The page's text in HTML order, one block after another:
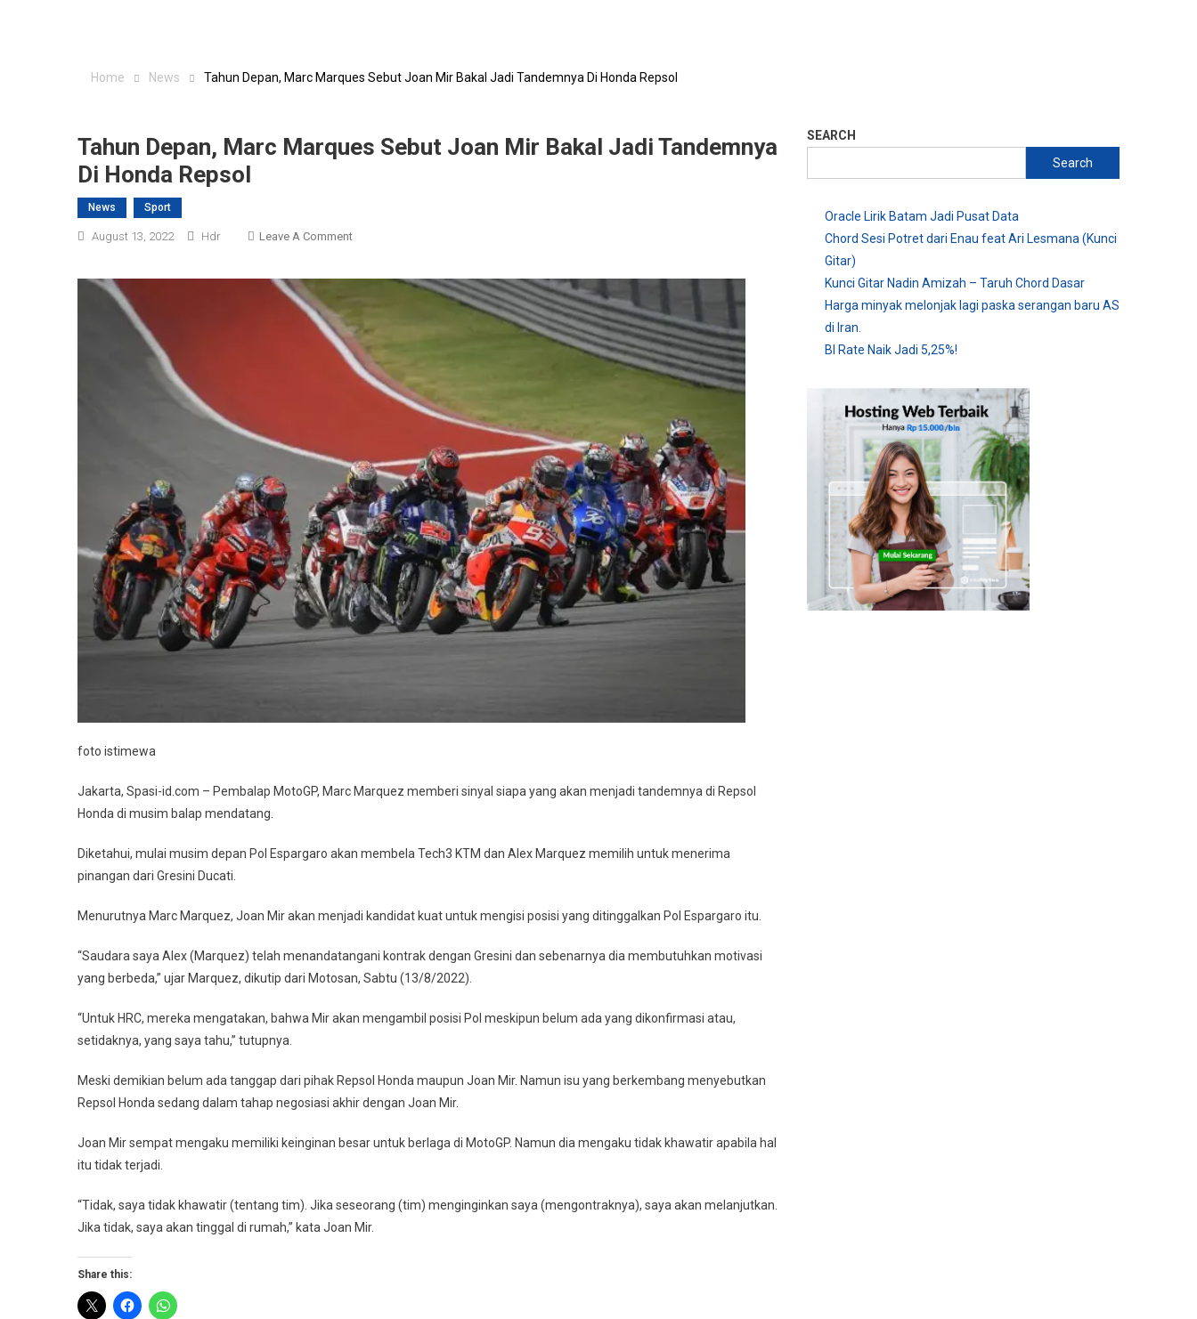
Home News Tahun Depan, Marc Marques Sebut Joan Mir Bakal Jadi Tandemnya Di Honda Repsol
Tahun Depan, Marc Marques Sebut Joan Mir Bakal Jadi Tandemnya
Di Honda Repsol
News Sport
August 13, 2022 Hdr Leave A CommentOn
Depan,
Sebut
Joan
Mir
Di
Honda
Repsol
foto istimewa
Jakarta, Spasi-id.com – Pembalap MotoGP, Marc Marquez memberi sinyal siapa yang akan menjadi tandemnya di Repsol
Honda di musim balap mendatang.
Diketahui, mulai musim depan Pol Espargaro akan membela Tech3 KTM dan Alex Marquez memilih untuk menerima
pinangan dari Gresini Ducati.
Menurutnya Marc Marquez, Joan Mir akan menjadi kandidat kuat untuk mengisi posisi yang ditinggalkan Pol Espargaro itu.
“Saudara saya Alex (Marquez) telah menandatangani kontrak dengan Gresini dan sebenarnya dia membutuhkan motivasi
yang berbeda,” ujar Marquez, dikutip dari Motosan, Sabtu (13/8/2022).
“Untuk HRC, mereka mengatakan, bahwa Mir akan mengambil posisi Pol meskipun belum ada yang dikonfirmasi atau,
setidaknya, yang saya tahu,” tutupnya.
Meski demikian belum ada tanggap dari pihak Repsol Honda maupun Joan Mir. Namun isu yang berkembang menyebutkan
Repsol Honda sedang dalam tahap negosiasi akhir dengan Joan Mir.
Joan Mir sempat mengaku memiliki keinginan besar untuk berlaga di MotoGP. Namun dia mengaku tidak khawatir apabila hal
itu tidak terjadi.
“Tidak, saya tidak khawatir (tentang tim). Jika seseorang (tim) menginginkan saya (mengontraknya), saya akan melanjutkan.
Jika tidak, saya akan tinggal di rumah,” kata Joan Mir.
Share this:
SEARCH
Search
Oracle Lirik Batam Jadi Pusat Data
Chord Sesi Potret dari Enau feat Ari Lesmana (Kunci
Gitar)
Kunci Gitar Nadin Amizah – Taruh Chord Dasar
Harga minyak melonjak lagi paska serangan baru AS
di Iran.
BI Rate Naik Jadi 5,25%!